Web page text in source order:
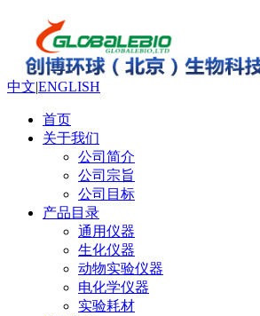
中文|ENGLISH
首页
关于我们
公司简介
公司宗旨
公司目标
产品目录
通用仪器
生化仪器
动物实验仪器
电化学仪器
实验耗材